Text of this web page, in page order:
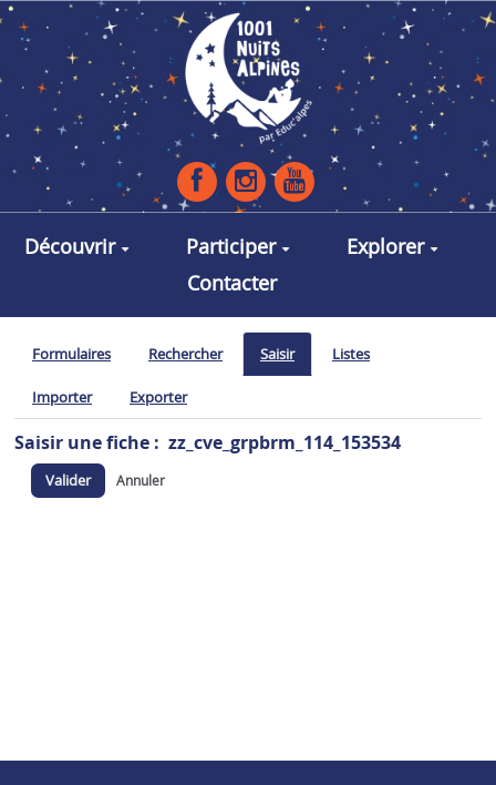
Aller au contenu principal
Découvrir Participer
Explorer
Contacter
Formulaires Rechercher Saisir Listes
Importer Exporter
Saisir une fiche : zz_cve_grpbrm_114_153534
Valider Annuler